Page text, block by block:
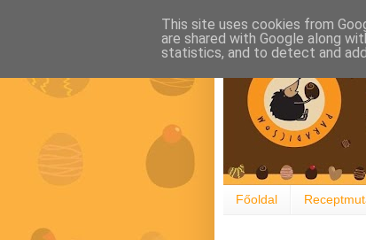
Főoldal
This site uses cookies from
are shared with Google along
statistics, and to detect and